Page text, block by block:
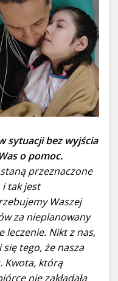
sytuacji bez wyjścia
o pomoc.
przeznaczone
i tak jest
Waszej
za nieplanowany
leczenie. Nikt z nas,
tego, że nasza
Kwota, którą
nie zakładała